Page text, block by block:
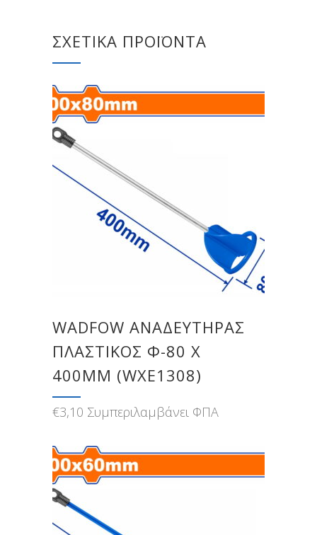
ΣΧΕΤΙΚΆ ΠΡΟΪΌΝΤΑ
WADFOW ΑΝΑΔΕΥΤΗΡΑΣ
ΠΛΑΣΤΙΚΟΣ Φ-80 Χ
400MM (WXE1308)
€3,10 Συμπεριλαμβάνει ΦΠΑ